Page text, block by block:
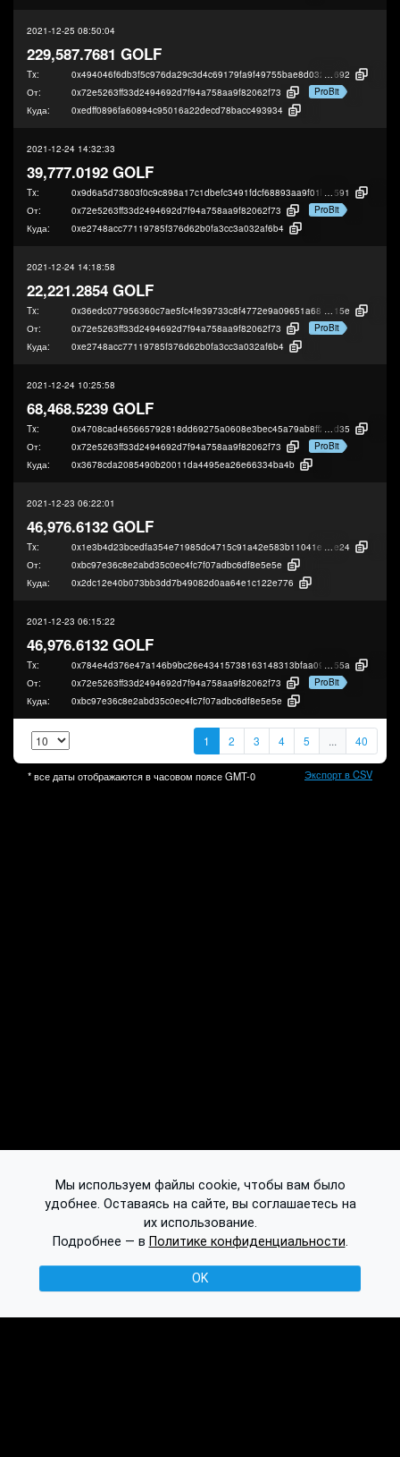
2021-12-25 08:50:04
229,587.7681 GOLF
Tx: 0x494046f6db3f5c976da29c3d4c69179fa9f49755bae8d032200b9825dcd20
692
От:
0x72e5263ff33d2494692d7f94a758aa9f82062f73
ProBit
Куда:
0xedff0896fa60894c95016a22decd78bacc493934
2021-12-24 14:32:33
39,777.0192 GOLF
Tx: 0x9d6a5d73803f0c9c898a17c1dbefc3491fdcf68893aa9f01bb8102ebfa7a8
591
От:
0x72e5263ff33d2494692d7f94a758aa9f82062f73
ProBit
Куда:
0xe2748acc77119785f376d62b0fa3cc3a032af6b4
2021-12-24 14:18:58
22,221.2854 GOLF
Tx: 0x36edc077956360c7ae5fc4fe39733c8f4772e9a09651a6824e8f496d1760b
15e
От:
0x72e5263ff33d2494692d7f94a758aa9f82062f73
ProBit
Куда:
0xe2748acc77119785f376d62b0fa3cc3a032af6b4
2021-12-24 10:25:58
68,468.5239 GOLF
Tx: 0x4708cad465665792818dd69275a0608e3bec45a79ab8ff26b3ef358732cd6
d35
От:
0x72e5263ff33d2494692d7f94a758aa9f82062f73
ProBit
Куда:
0x3678cda2085490b20011da4495ea26e66334ba4b
2021-12-23 06:22:01
46,976.6132 GOLF
Tx:
e24
От:
0xbc97e36c8e2abd35c0ec4fc7f07adbc6df8e5e5e
Куда:
0x2dc12e40b073bb3dd7b49082d0aa64e1c122e776
2021-12-23 06:15:22
46,976.6132 GOLF
Tx: 0x784e4d376e47a146b9bc26e43415738163148313bfaa094f46ffdaf8b1e47
55a
От:
0x72e5263ff33d2494692d7f94a758aa9f82062f73
ProBit
Куда:
0xbc97e36c8e2abd35c0ec4fc7f07adbc6df8e5e5e
1 2 3 4 5 ... 40
* все даты отображаются в часовом поясеGMT-0 Экспорт в CSV
Мы используем файлы cookie, чтобы вам было
удобнее. Оставаясь на сайте, вы соглашаетесь на
их использование.
Подробнее — в Политике конфиденциальности.
OK